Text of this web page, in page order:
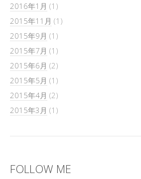
2016年1月 (1)
2015年11月 (1)
2015年9月 (1)
2015年7月 (1)
2015年6月 (2)
2015年5月 (1)
2015年4月 (2)
2015年3月 (1)
FOLLOW ME